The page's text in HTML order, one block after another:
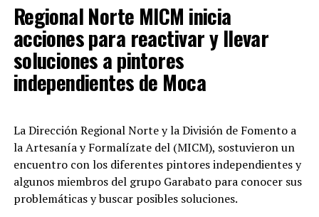
Regional Norte MICM inicia
acciones para reactivar y llevar
soluciones a pintores
independientes de Moca
La Dirección Regional Norte y la División de Fomento a
la Artesanía y Formalízate del (MICM), sostuvieron un
encuentro con los diferentes pintores independientes y
algunos miembros del grupo Garabato para conocer sus
problemáticas y buscar posibles soluciones.